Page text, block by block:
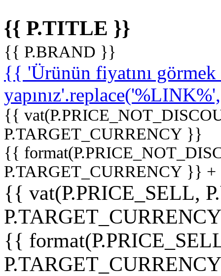
{{ P.TITLE }}
{{ P.BRAND }}
{{ 'Ürünün fiyatını
{{
P.TARGET_CURRENCY }}
{{
P.TARGET_CURRENCY }}
{{ vat(P.PRICE_SELL,
{{